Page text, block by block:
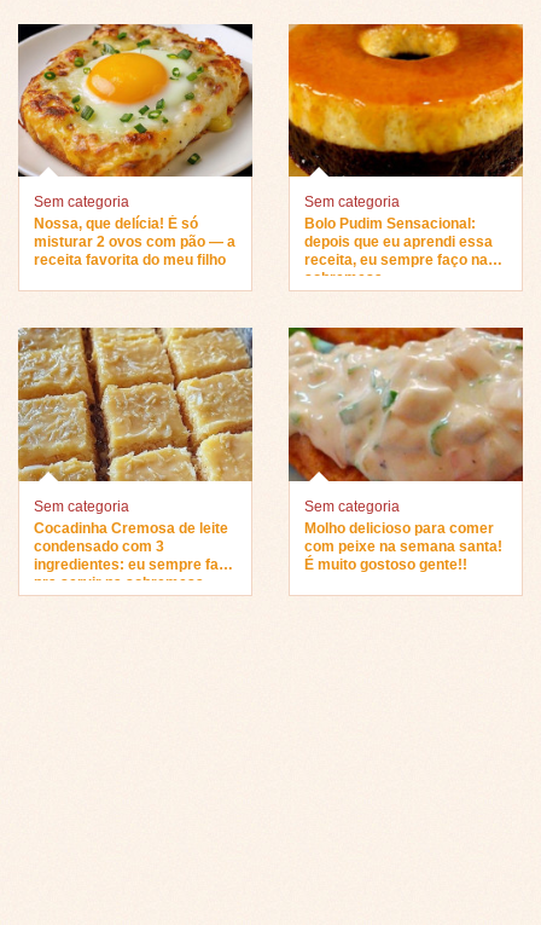
Sem categoria
Nossa, que delícia! É só
misturar 2 ovos com pão — a
receita favorita do meu filho
Sem categoria
Bolo Pudim Sensacional:
depois que eu aprendi essa
receita, eu sempre faço na
sobremesa…
Sem categoria
Cocadinha Cremosa de leite
condensado com 3
ingredientes: eu sempre faço
pra servir na sobremesa…
Sem categoria
Molho delicioso para comer
com peixe na semana santa!
É muito gostoso gente!!